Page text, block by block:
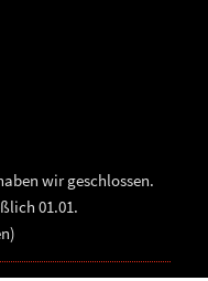
wir geschlossen.
01.01.